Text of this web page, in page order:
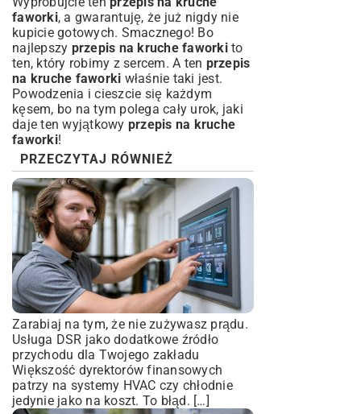
faworki, a gwarantuję, że już nigdy nie
kupicie gotowych. Smacznego! Bo
najlepszy przepis na kruche faworkito
ten, który robimy z sercem. A ten przepis
na kruche faworki właśnie taki jest.
Powodzenia i cieszcie się każdym
kęsem, bo na tym polega cały urok, jaki
daje ten wyjątkowy przepis na kruche
faworki!
PRZECZYTAJ RÓWNIEŻ
Zarabiaj na tym, że nie zużywasz prądu.
Usługa DSR jako dodatkowe źródło
przychodu dla Twojego zakładu
Większość dyrektorów finansowych
patrzy na systemy HVAC czy chłodnie
jedynie jako na koszt. To błąd. […]